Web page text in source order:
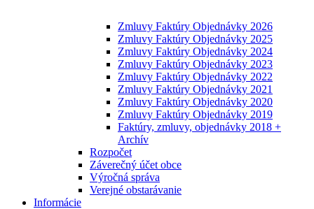
Zmluvy Faktúry Objednávky 2026
Zmluvy Faktúry Objednávky 2025
Zmluvy Faktúry Objednávky 2024
Zmluvy Faktúry Objednávky 2023
Zmluvy Faktúry Objednávky 2022
Zmluvy Faktúry Objednávky 2021
Zmluvy Faktúry Objednávky 2020
Zmluvy Faktúry Objednávky 2019
Faktúry, zmluvy, objednávky 2018 +
Archív
Rozpočet
Záverečný účet obce
Výročná správa
Verejné obstarávanie
Informácie